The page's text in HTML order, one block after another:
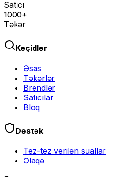
Satıcı
1000+
Təkər
Keçidlər
Əsas
Təkərlər
Brendlər
Satıcılar
Bloq
Dəstək
Tez-tez verilən suallar
Əlaqə